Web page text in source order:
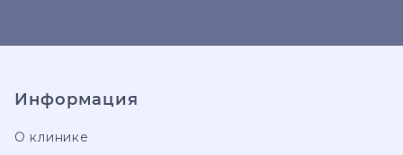
Информация
О клинике